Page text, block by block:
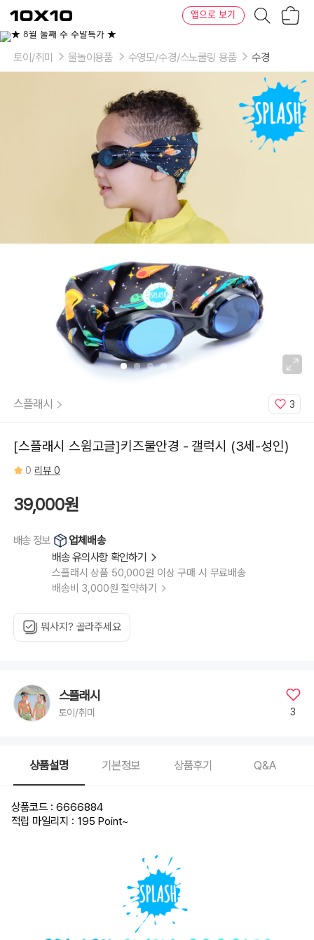
텐
바
텐
앱으로 보기
토이/취미 물놀이용품 수영모/수경/스노쿨링 용품 수경
스플래시 3
[스플래시 스윔고글]키즈물안경 - 갤럭시 (3세-성인)
0 리뷰 0
39,000원
배송 정보
업체배송
배송 유의사항 확인하기
스플래시 상품 50,000원 이상 구매 시 무료배송
배송비 3,000원 절약하기
뭐사지? 골라주세요
스플래시
토이/취미 3
상품설명 기본정보 상품후기 Q&A
상품코드 : 6666884
적립 마일리지 : 195 Point~